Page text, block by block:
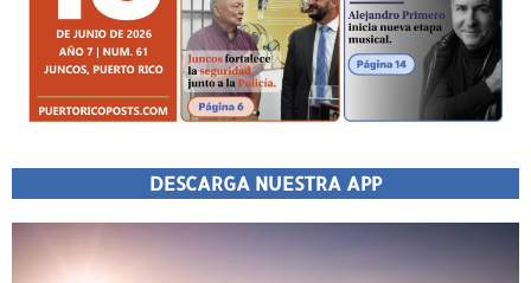
DESCARGA NUESTRA APP